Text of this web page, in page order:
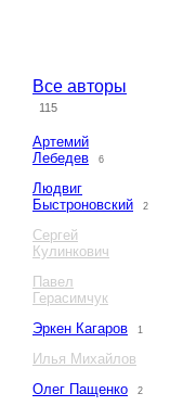
Все авторы
115
Артемий
Лебедев
6
Людвиг
Быстроновский
2
Сергей
Кулинкович
Павел
Герасимчук
Эркен Кагаров
1
Илья Михайлов
Олег Пащенко
2